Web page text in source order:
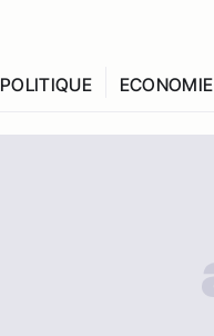
POLITIQUE ECONOMIE